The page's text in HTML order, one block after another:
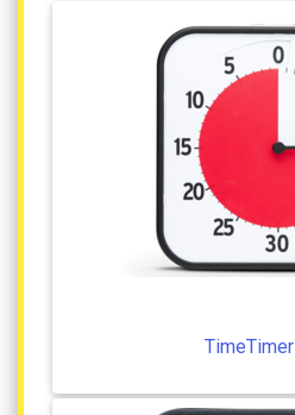
TimeTimer